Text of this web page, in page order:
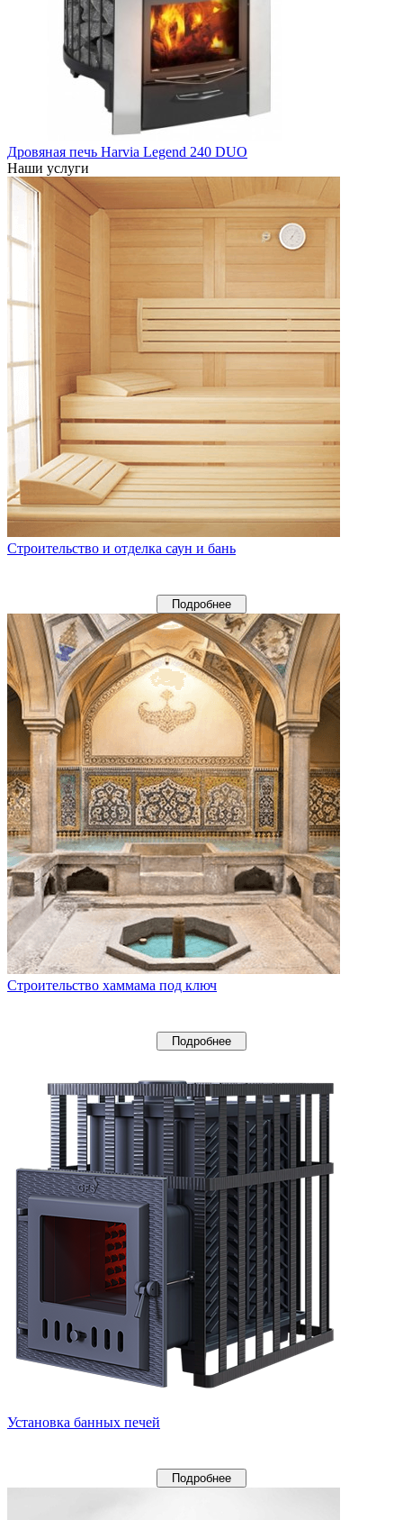
Дровяная печь Harvia Legend 240 DUO
Наши услуги
Строительство и отделка саун и бань
Подробнее
Строительство хаммама под ключ
Подробнее
Установка банных печей
Подробнее